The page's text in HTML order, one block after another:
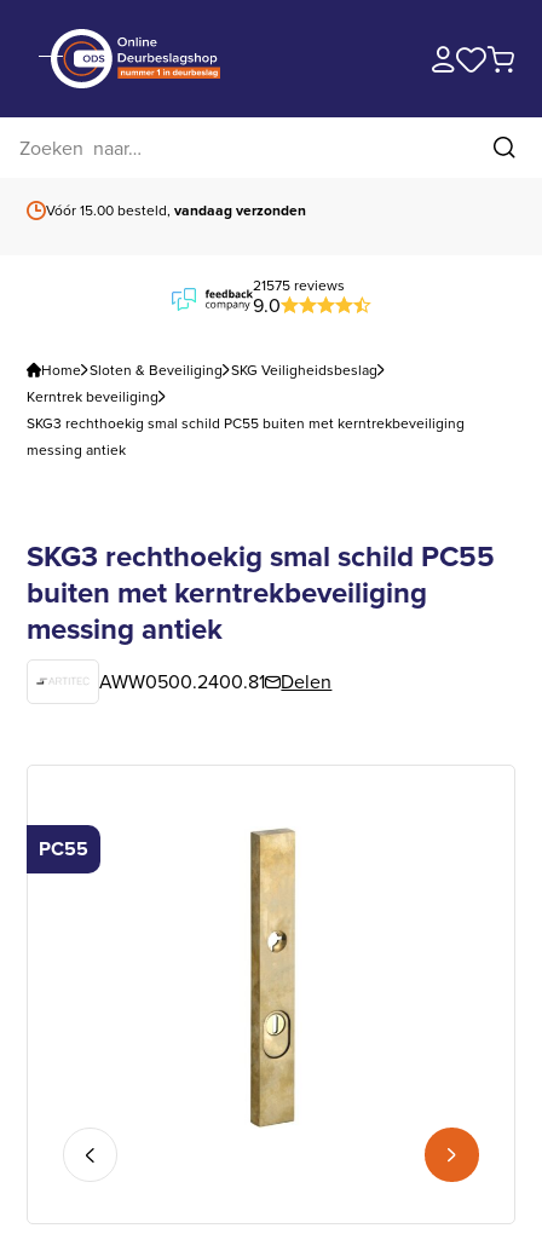
Vóór 15.00 besteld,vandaag verzonden
21575 reviews
9.0
Home Sloten & Beveiliging SKG Veiligheidsbeslag
Kerntrek beveiliging
SKG3 rechthoekig smal schild PC55 buiten met kerntrekbeveiliging
messing antiek
SKG3 rechthoekig smal schild PC55
buiten met kerntrekbeveiliging
messing antiek
AWW0500.2400.81 Delen
PC55